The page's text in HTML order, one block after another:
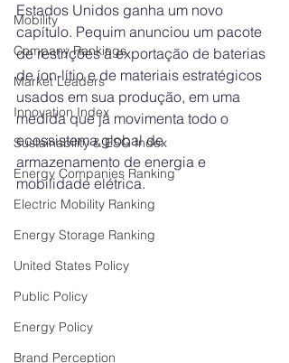
Mobility
Company Rankings
Market Leaders
Innovation Index
Sustainability & ESG Index
Energy Companies Ranking
Electric Mobility Ranking
Energy Storage Ranking
United States Policy
Public Policy
Energy Policy
Brand Perception
Estados Unidos ganha um novo
capítulo. Pequim anunciou um pacote
de restrições à exportação de baterias
de íon-lítio e de materiais estratégicos
usados em sua produção, em uma
medida que já movimenta todo o
ecossistema global de
armazenamento de energia e
mobilidade elétrica.